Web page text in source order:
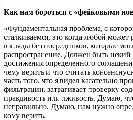
Как нам бороться с «фейковыми
«Фундаментальная проблема, с
сталкиваемся, это когда любой может
взгляды без посредников, которые
распространение. Должен быть некий
достижения определенного
чему верить и что считать
часть того, что я видел касательно
фильтрации, затрагивает проверку
правдивость или лживость. Думаю,
неправильно. Думаю, нам нужно
кому верить.